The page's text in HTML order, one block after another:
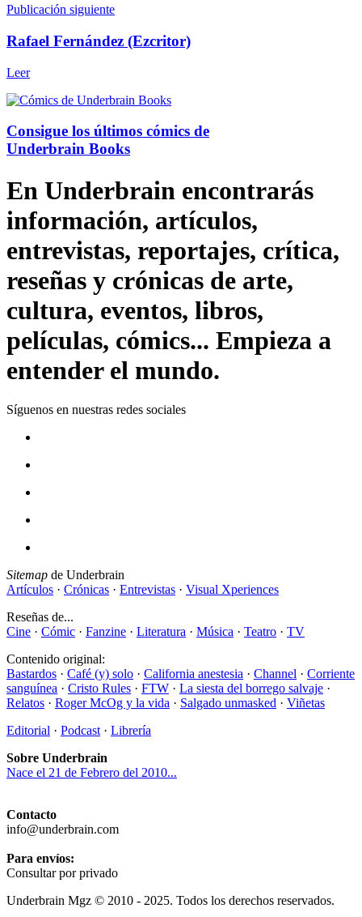
Publicación siguiente
Rafael Fernández (Ezcritor)
Leer
Consigue los últimos cómics de
Underbrain Books
En Underbrain encontrarás
información, artículos,
entrevistas, reportajes, crítica,
reseñas y crónicas de arte,
cultura, eventos, libros,
películas, cómics... Empieza a
entender el mundo.
Síguenos en nuestras redes sociales
Sitemap de Underbrain
Artículos · Crónicas · Entrevistas · Visual Xperiences
Reseñas de...
Cine · Cómic · Fanzine · Literatura · Música · Teatro · TV
Contenido original:
Bastardos · Café (y) solo · California anestesia · Channel · Corriente
sanguínea · Cristo Rules · FTW · La siesta del borrego salvaje ·
Relatos · Roger McOg y la vida · Salgado unmasked · Viñetas
Editorial · Podcast · Librería
Sobre Underbrain
Nace el 21 de Febrero del 2010...
Contacto
info@underbrain.com
Para envíos:
Consultar por privado
Underbrain Mgz © 2010 - 2025. Todos los derechos reservados.